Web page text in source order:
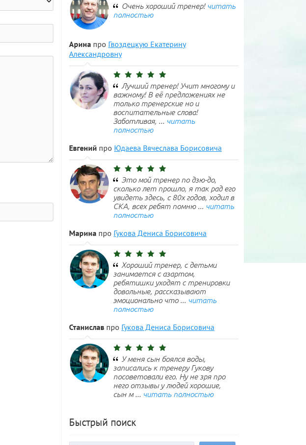
Очень хороший тренер! читать
полностью
Арина про Гвоздецкую Екатерину
Александровну
Лучший тренер! Учит многому и
важному! В её предложениях не
только тренерские но и
воспитательные слова!
Заботливая, ... читать
полностью
Евгений про Юдаева Вячеслава Борисовича
Это мой тренер по дзю-до,
сколько лет прошло, я так рад его
увидеть здесь, с 80х годов, ходил в
СКА, всех ребят помню ... читать
полностью
Марина про Гукова Дениса Борисовича
Хороший тренер, с детьми
занимается с азартом,
ребятишки уходят с тренировки
довольные, рассказывают
эмоционально что ... читать
полностью
Станислав про Гукова Дениса Борисовича
У меня сын боялся воды,
записались к тренеру Гукову
посоветовали его. Ну не зря про
него отзывы у людей хорошие,
сын м ... читать полностью
Быстрый поиск